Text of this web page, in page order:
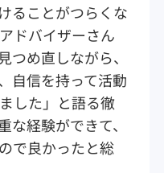
ることがつらくな
ドバイザーさん
つめ直しながら、
自信を持って活動
した」と語る徹
な経験ができて、
で良かったと総